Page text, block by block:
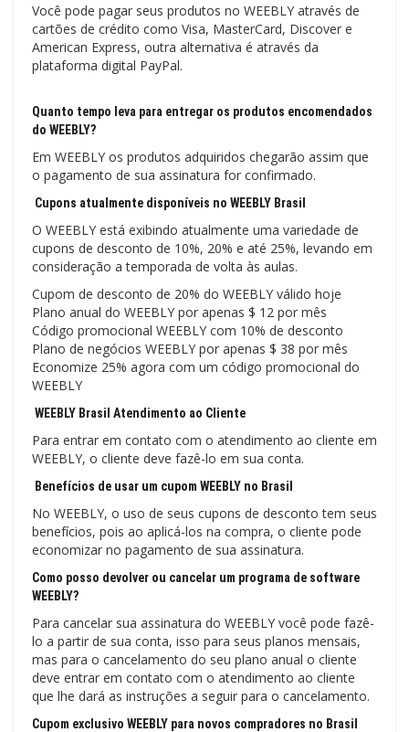
Você pode pagar seus produtos no WEEBLY através de
cartões de crédito como Visa, MasterCard, Discover e
American Express, outra alternativa é através da
plataforma digital PayPal.
Quanto tempo leva para entregar os produtos encomendados
do WEEBLY?
Em WEEBLY os produtos adquiridos chegarão assim que
o pagamento de sua assinatura for confirmado.
Cupons atualmente disponíveis no WEEBLY Brasil
O WEEBLY está exibindo atualmente uma variedade de
cupons de desconto de 10%, 20% e até 25%, levando em
consideração a temporada de volta às aulas.
Cupom de desconto de 20% do WEEBLY válido hoje
Plano anual do WEEBLY por apenas $ 12 por mês
Código promocional WEEBLY com 10% de desconto
Plano de negócios WEEBLY por apenas $ 38 por mês
Economize 25% agora com um código promocional do
WEEBLY
WEEBLY Brasil Atendimento ao Cliente
Para entrar em contato com o atendimento ao cliente em
WEEBLY, o cliente deve fazê-lo em sua conta.
Benefícios de usar um cupom WEEBLY no Brasil
No WEEBLY, o uso de seus cupons de desconto tem seus
benefícios, pois ao aplicá-los na compra, o cliente pode
economizar no pagamento de sua assinatura.
Como posso devolver ou cancelar um programa de software
WEEBLY?
Para cancelar sua assinatura do WEEBLY você pode fazê-
lo a partir de sua conta, isso para seus planos mensais,
mas para o cancelamento do seu plano anual o cliente
deve entrar em contato com o atendimento ao cliente
que lhe dará as instruções a seguir para o cancelamento.
Cupom exclusivo WEEBLY para novos compradores no Brasil